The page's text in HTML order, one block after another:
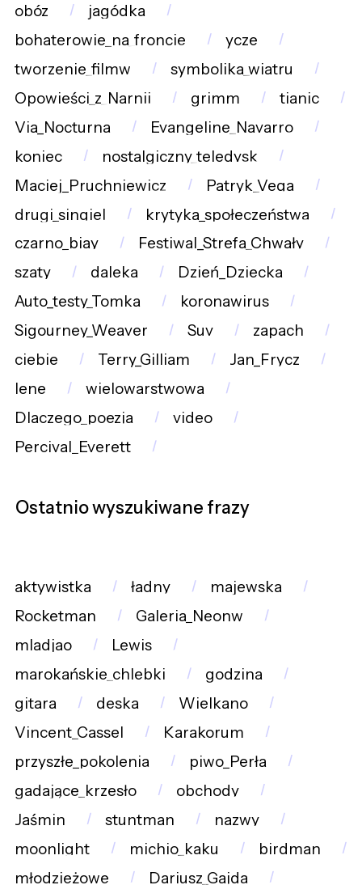
obóz
jagódka
bohaterowie_na_froncie
ycze
tworzenie_filmw
symbolika_wiatru
Opowieści_z_Narnii
grimm
tianic
Via_Nocturna
Evangeline_Navarro
koniec
nostalgiczny_teledysk
Maciej_Pruchniewicz
Patryk_Vega
drugi_singiel
krytyka_społeczeństwa
czarno_biay
Festiwal_Strefa_Chwały
szaty
daleka
Dzień_Dziecka
Auto_testy_Tomka
koronawirus
Sigourney_Weaver
Suv
zapach
ciebie
Terry_Gilliam
Jan_Frycz
lene
wielowarstwowa
Dlaczego_poezja
video
Percival_Everett
Ostatnio wyszukiwane frazy
aktywistka ładny
majewska
Rocketman
Galeria_Neonw
mladjao
Lewis
marokańskie_chlebki
godzina
gitara
deska
Wielkano
Vincent_Cassel
Karakorum
przyszłe_pokolenia
piwo_Perła
gadające_krzesło
obchody
Jaśmin
stuntman
nazwy
moonlight
michio_kaku
birdman
młodzieżowe
Dariusz_Gajda